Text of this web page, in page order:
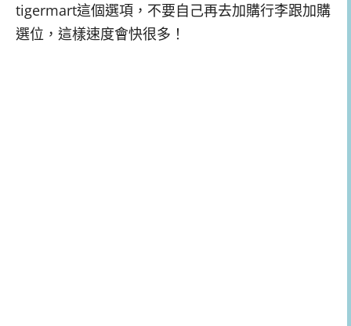
tigermart這個選項，不要自己再去加購行李跟加購
選位，這樣速度會快很多！